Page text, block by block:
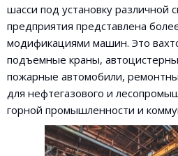
шасси под установку различной
предприятия представлена
модификациями машин. Это
подъемные краны,
пожарные автомобили,
для нефтегазового и
горной промышленности и